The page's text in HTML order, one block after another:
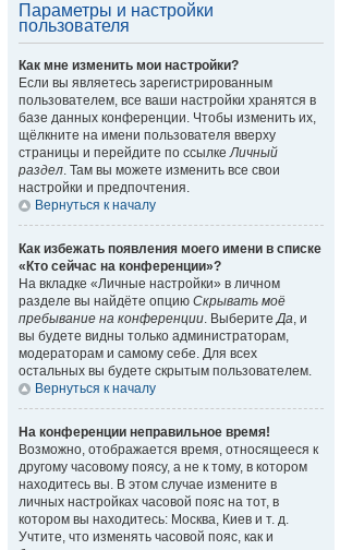
Параметры и настройки
пользователя
Как мне изменить мои настройки?
Если вы являетесь зарегистрированным
пользователем, все ваши настройки хранятся в
базе данных конференции. Чтобы изменить их,
щёлкните на имени пользователя вверху
страницы и перейдите по ссылкеЛичный
раздел. Там вы можете изменить все свои
настройки и предпочтения.
Вернуться к началу
Как избежать появления моего имени в списке
«Кто сейчас на конференции»?
На вкладке «Личные настройки» в личном
разделе вы найдёте опцию Скрывать моё
пребывание на конференции. ВыберитеДа, и
вы будете видны только администраторам,
модераторам и самому себе. Для всех
остальных вы будете скрытым пользователем.
Вернуться к началу
На конференции неправильное время!
Возможно, отображается время, относящееся к
другому часовому поясу, а не к тому, в котором
находитесь вы. В этом случае измените в
личных настройках часовой пояс на тот, в
котором вы находитесь: Москва, Киев и т. д.
Учтите, что изменять часовой пояс, как и